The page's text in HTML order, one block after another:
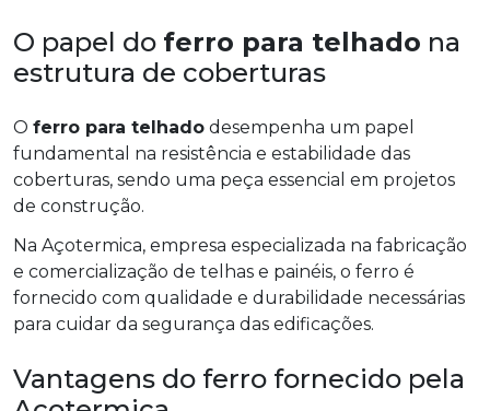
O papel do ferro para telhado na
estrutura de coberturas
O ferro para telhado desempenha um papel
fundamental na resistência e estabilidade das
coberturas, sendo uma peça essencial em projetos
de construção.
Na Açotermica, empresa especializada na fabricação
e comercialização de telhas e painéis, o ferro é
fornecido com qualidade e durabilidade necessárias
para cuidar da segurança das edificações.
Vantagens do ferro fornecido pela